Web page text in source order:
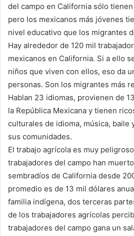
del campo en California sólo
pero los mexicanos más jóvenes
nivel educativo que los migrantes
Hay alrededor de 120 mil
mexicanos en California. Si a ello
niños que viven con ellos, eso da
personas. Son los migrantes más
Hablan 23 idiomas, provienen de
la República Mexicana y tienen
culturales de idioma, música, baile
sus comunidades.
El trabajo agrícola es muy
trabajadores del campo han
sembradíos de California desde
promedio es de 13 mil dólares
familia indígena, dos terceras
de los trabajadores agrícolas
trabajadores del campo gana un